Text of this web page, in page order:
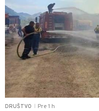
DRUŠTVO Pre 1 h